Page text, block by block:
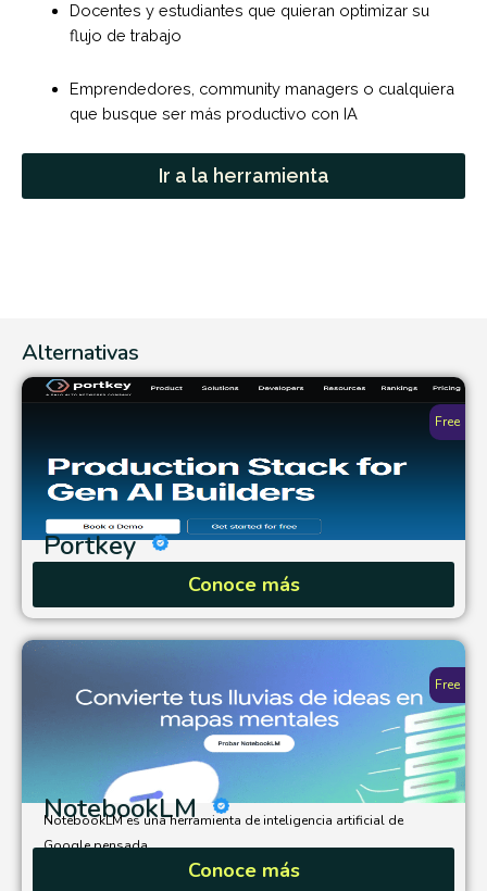
Docentes y estudiantes que quieran optimizar su
flujo de trabajo
Emprendedores, community managers o cualquiera
que busque ser más productivo con IA
Ir a la herramienta
Alternativas
Portkey
Conoce más
Free
NotebookLM
NotebookLM es una herramienta de inteligencia artificial de
Google pensada...
Conoce más
Free